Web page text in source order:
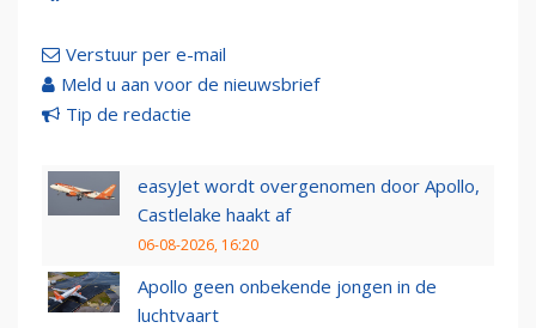
Verstuur per e-mail
Meld u aan voor de nieuwsbrief
Tip de redactie
easyJet wordt overgenomen door Apollo,
Castlelake haakt af
06-08-2026, 16:20
Apollo geen onbekende jongen in de
luchtvaart